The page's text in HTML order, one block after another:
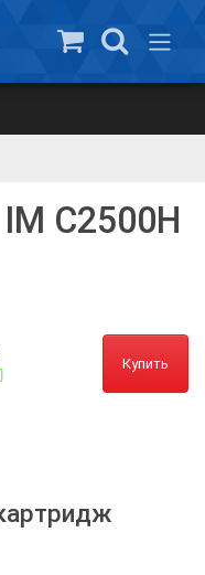
C2500H
Купить